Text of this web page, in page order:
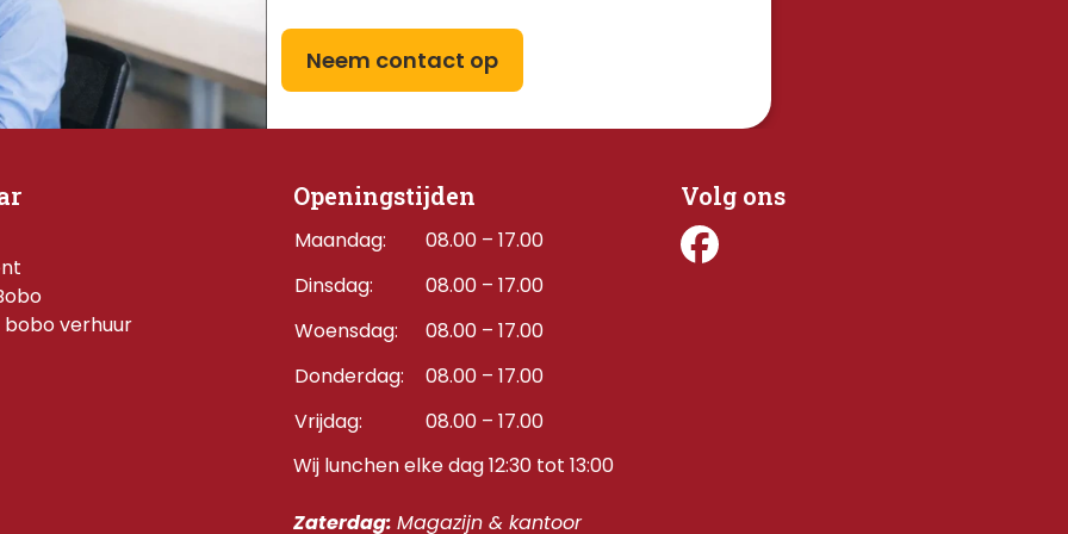
Neem contact op
verhuur
Openingstijden
Maandag:
08.00 – 17.00
Dinsdag:
08.00 – 17.00
Woensdag:
08.00 – 17.00
Donderdag: 08.00 – 17.00
Vrijdag:
08.00 – 17.00
Wij lunchen elke dag 12:30 tot 13:00
Zaterdag: Magazijn & kantoor
Volg ons